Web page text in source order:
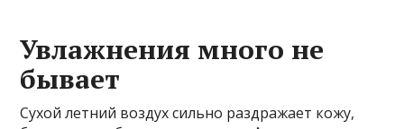
Увлажнения много не
бывает
Сухой летний воздух сильно раздражает кожу,